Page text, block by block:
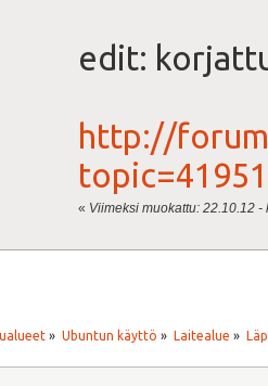
edit:
http://
« Viimeksi muokattu: 22.10.12
» Ubuntun käyttö » Laitealue »